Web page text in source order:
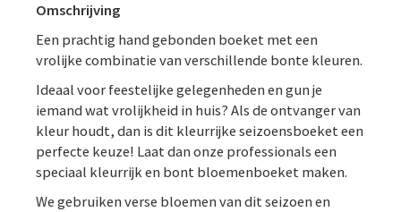
Omschrijving
Een prachtig hand gebonden boeket met een
vrolijke combinatie van verschillende bonte kleuren.
Ideaal voor feestelijke gelegenheden en gun je
iemand wat vrolijkheid in huis? Als de ontvanger van
kleur houdt, dan is dit kleurrijke seizoensboeket een
perfecte keuze! Laat dan onze professionals een
speciaal kleurrijk en bont bloemenboeket maken.
We gebruiken verse bloemen van dit seizoen en